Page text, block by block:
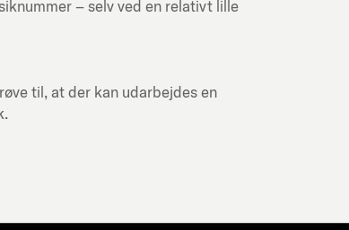
– selv ved en relativt lille
til, at der kan udarbejdes en